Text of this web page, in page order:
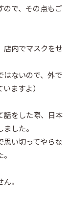
ので、その点もご
店内でマスクをせ
はないので、外で
ますよ）
話をした際、日本
した。
思い切ってやらな
。